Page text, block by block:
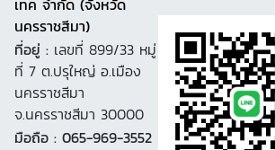
เทค จำกัด (จังหวัด
นครราชสีมา)
ที่อยู่ : เลขที่ 899/33 หมู่
ที่ 7 ต.ปรุใหญ่ อ.เมือง
นครราชสีมา
จ.นครราชสีมา 30000
มือถือ : 065-969-3552